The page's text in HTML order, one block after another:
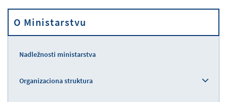
Propisi
O Ministarstvu
Nadležnosti ministarstva
Organizaciona struktura